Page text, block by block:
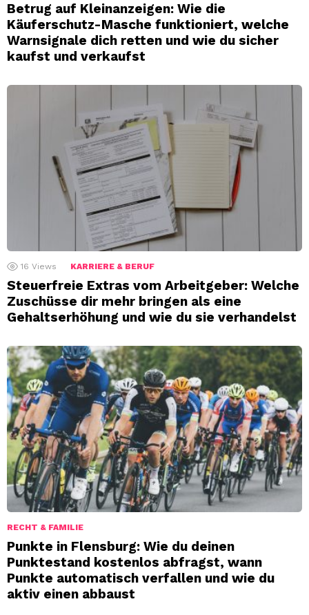
Betrug auf Kleinanzeigen: Wie die
Käuferschutz-Masche funktioniert, welche
Warnsignale dich retten und wie du sicher
kaufst und verkaufst
16 Views KARRIERE & BERUF
Steuerfreie Extras vom Arbeitgeber: Welche
Zuschüsse dir mehr bringen als eine
Gehaltserhöhung und wie du sie verhandelst
RECHT & FAMILIE
Punkte in Flensburg: Wie du deinen
Punktestand kostenlos abfragst, wann
Punkte automatisch verfallen und wie du
aktiv einen abbaust